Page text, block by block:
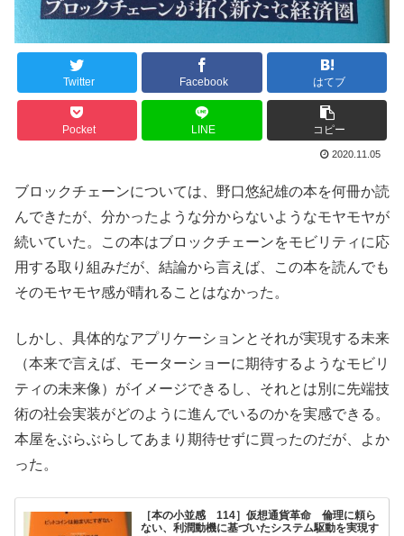
Twitter Facebook はてブ
Pocket LINE コピー
2020.11.05
ブロックチェーンについては、野口悠紀雄の本を何冊か読
んできたが、分かったような分からないようなモヤモヤが
続いていた。この本はブロックチェーンをモビリティに応
用する取り組みだが、結論から言えば、この本を読んでも
そのモヤモヤ感が晴れることはなかった。
しかし、具体的なアプリケーションとそれが実現する未来
（本来で言えば、モーターショーに期待するようなモビリ
ティの未来像）がイメージできるし、それとは別に先端技
術の社会実装がどのように進んでいるのかを実感できる。
本屋をぶらぶらしてあまり期待せずに買ったのだが、よか
った。
［本の小並感 114］仮想通貨革命 倫理に頼ら
ない、利潤動機に基づいたシステム駆動を実現す